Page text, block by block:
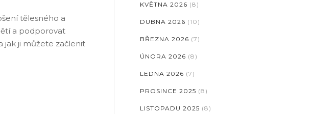
tělesného a
a podporovat
jak ji můžete začlenit
KVĚTNA 2026 (8)
DUBNA 2026 (10)
BŘEZNA 2026 (7)
ÚNORA 2026 (8)
LEDNA 2026 (7)
PROSINCE 2025 (8)
LISTOPADU 2025 (8)